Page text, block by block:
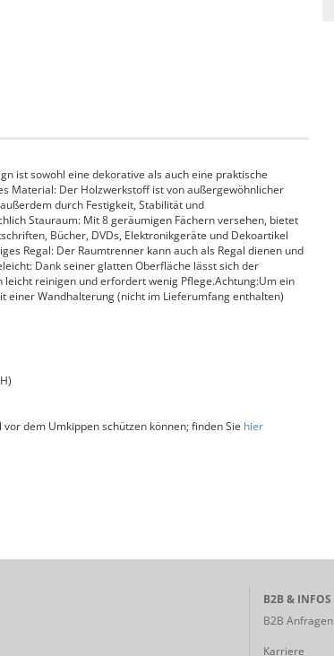
ist sowohl eine dekorative als auch eine praktische
Material: Der Holzwerkstoff ist von außergewöhnlicher
durch Festigkeit, Stabilität und
Stauraum: Mit 8 geräumigen Fächern versehen, bietet
Bücher, DVDs, Elektronikgeräte und Dekoartikel
Regal: Der Raumtrenner kann auch als Regal dienen und
Dank seiner glatten Oberfläche lässt sich der
reinigen und erfordert wenig Pflege.Achtung:Um ein
einer Wandhalterung (nicht im Lieferumfang enthalten)
dem Umkippen schützen können; finden Sie hier
B2B & INFOS
B2B Anfragen
Karriere